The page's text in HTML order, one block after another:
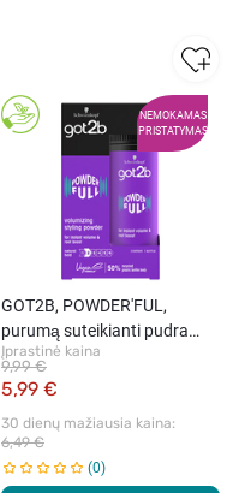
NEMOKAMAS
PRISTATYMAS
GOT2B, POWDER'FUL,
purumą suteikianti pudra
plaukams, 10 g
Įprastinė kaina
5,99 €
9,99 €
30 dienų mažiausia kaina:
6,49 €
0